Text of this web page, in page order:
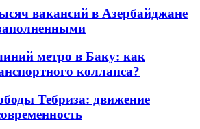
вакансий в Азербайджане
метро в Баку: как
коллапса?
Тебриза: движение